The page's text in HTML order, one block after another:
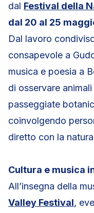
dal Festival della
dal 20 al 25
Dal lavoro
consapevole a
musica e poesia a
di osservare
passeggiate
coinvolgendo
diretto con la
Cultura e musica
All’insegna della
Valley Festival,